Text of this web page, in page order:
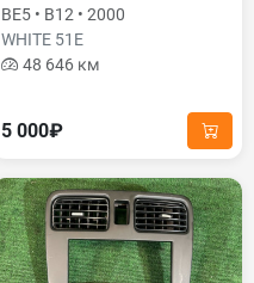
BE5 • B12 • 2000
WHITE 51E
48 646 км
5 000₽